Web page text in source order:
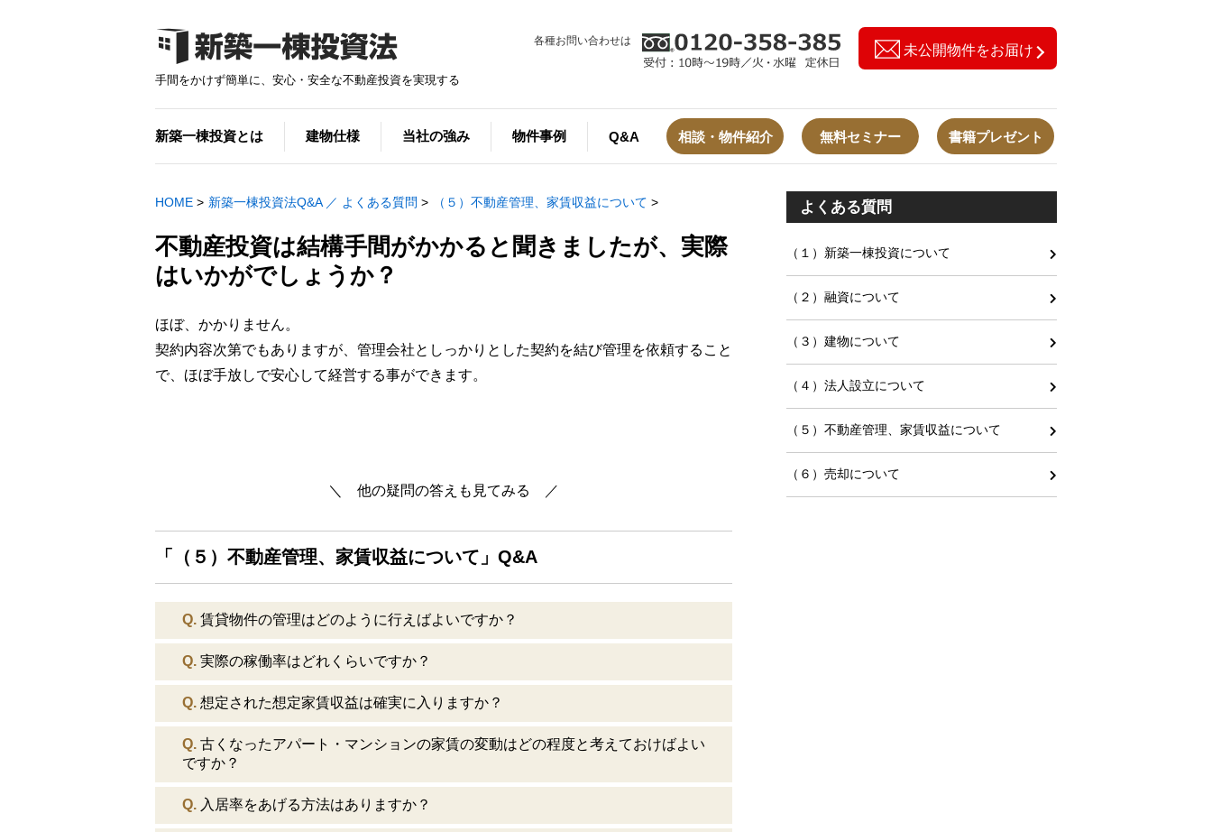
手間をかけず簡単に、安心・安全な不動産投資を実現する
各種お問い合わせは
未公開物件をお届け
新築一棟投資とは 建物仕様 当社の強み 物件事例 Q&A 相談・物件紹介 無料セミナー 書籍プレゼント
HOME > 新築一棟投資法Q&A ／ よくある質問 > （５）不動産管理、家賃収益について >
不動産投資は結構手間がかかると聞きましたが、実際
はいかがでしょうか？
ほぼ、かかりません。
契約内容次第でもありますが、管理会社としっかりとした契約を結び管理を依頼すること
で、ほぼ手放しで安心して経営する事ができます。
＼ 他の疑問の答えも見てみる ／
「（５）不動産管理、家賃収益について」Q&A
Q. 賃貸物件の管理はどのように行えばよいですか？
Q. 実際の稼働率はどれくらいですか？
Q. 想定された想定家賃収益は確実に入りますか？
Q. 古くなったアパート・マンションの家賃の変動はどの程度と考えておけばよい
ですか？
Q. 入居率をあげる方法はありますか？
よくある質問
（１）新築一棟投資について
（２）融資について
（３）建物について
（４）法人設立について
（５）不動産管理、家賃収益について
（６）売却について